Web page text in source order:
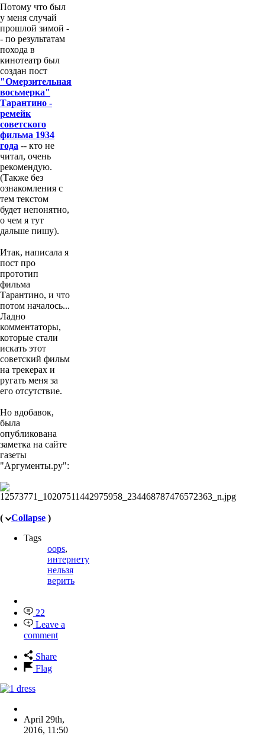
Потому что был
у меня случай
прошлой зимой -
- по результатам
похода в
кинотеатр был
создан пост
"Омерзительная
восьмерка"
Тарантино -
ремейк
советского
фильма 1934
года -- кто не
читал, очень
рекомендую.
(Также без
ознакомления с
тем текстом
будет непонятно,
о чем я тут
дальше пишу).
Итак, написала я
пост про
прототип
фильма
Тарантино, и что
потом началось...
Ладно
комментаторы,
которые стали
искать этот
советский фильм
на трекерах и
ругать меня за
его отсутствие.
Но вдобавок,
была
опубликована
заметка на сайте
газеты
"Аргументы.ру":
( Collapse )
Tags
oops,
интернету
нельзя
верить
22
Leave a
comment
Share
Flag
April 29th,
2016, 11:50